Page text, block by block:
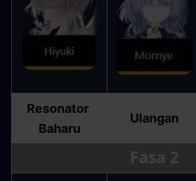
Resonator
Baharu
Ulangan
Fasa 2